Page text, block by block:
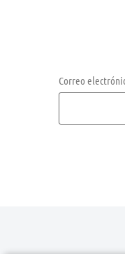
Correo